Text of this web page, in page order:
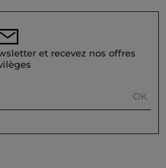
et recevez nos offres
OK